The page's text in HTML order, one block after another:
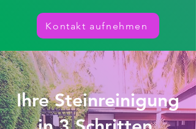
Kontakt aufnehmen
Ihre Steinreinigung